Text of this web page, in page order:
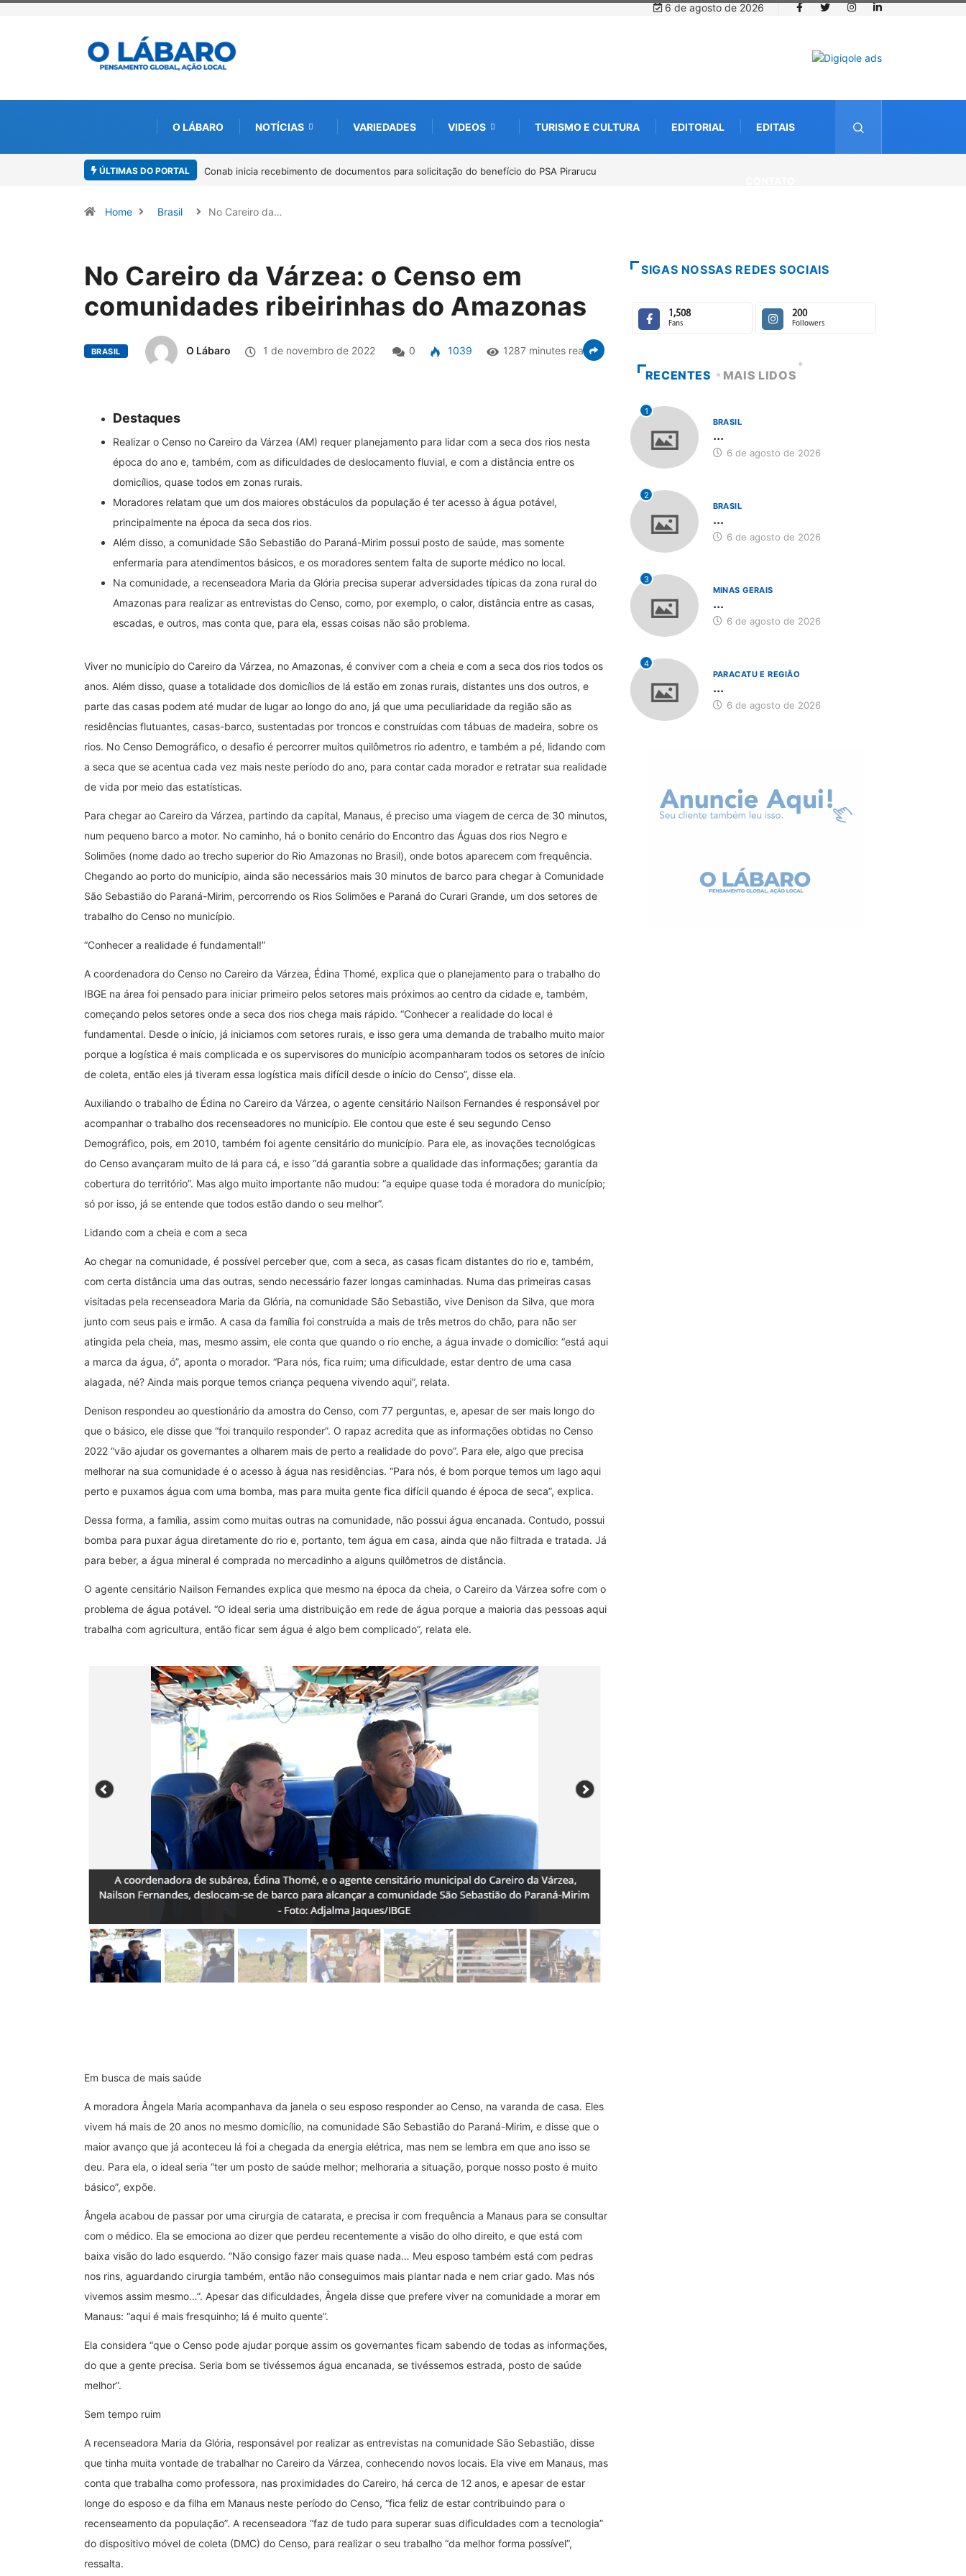
6 de agosto de 2026
O LÁBARO NOTÍCIAS VARIEDADES VIDEOS TURISMO E CULTURA EDITORIAL EDITAIS
ÚLTIMAS DO PORTAL Workshop internacional debate futuro da piscicultura com espécies nativas da Amazônia
Home Brasil No Careiro da…
No Careiro da Várzea: o Censo em
comunidades ribeirinhas do Amazonas
BRASIL O Lábaro 1 de novembro de 2022 0 1039 1287 minutes read
Destaques
Realizar o Censo no Careiro da Várzea (AM) requer planejamento para lidar com a seca dos rios nesta
época do ano e, também, com as dificuldades de deslocamento fluvial, e com a distância entre os
domicílios, quase todos em zonas rurais.
Moradores relatam que um dos maiores obstáculos da população é ter acesso à água potável,
principalmente na época da seca dos rios.
Além disso, a comunidade São Sebastião do Paraná-Mirim possui posto de saúde, mas somente
enfermaria para atendimentos básicos, e os moradores sentem falta de suporte médico no local.
Na comunidade, a recenseadora Maria da Glória precisa superar adversidades típicas da zona rural do
Amazonas para realizar as entrevistas do Censo, como, por exemplo, o calor, distância entre as casas,
escadas, e outros, mas conta que, para ela, essas coisas não são problema.
Viver no município do Careiro da Várzea, no Amazonas, é conviver com a cheia e com a seca dos rios todos os
anos. Além disso, quase a totalidade dos domicílios de lá estão em zonas rurais, distantes uns dos outros, e
parte das casas podem até mudar de lugar ao longo do ano, já que uma peculiaridade da região são as
residências flutuantes, casas-barco, sustentadas por troncos e construídas com tábuas de madeira, sobre os
rios. No Censo Demográfico, o desafio é percorrer muitos quilômetros rio adentro, e também a pé, lidando com
a seca que se acentua cada vez mais neste período do ano, para contar cada morador e retratar sua realidade
de vida por meio das estatísticas.
Para chegar ao Careiro da Várzea, partindo da capital, Manaus, é preciso uma viagem de cerca de 30 minutos,
num pequeno barco a motor. No caminho, há o bonito cenário do Encontro das Águas dos rios Negro e
Solimões (nome dado ao trecho superior do Rio Amazonas no Brasil), onde botos aparecem com frequência.
Chegando ao porto do município, ainda são necessários mais 30 minutos de barco para chegar à Comunidade
São Sebastião do Paraná-Mirim, percorrendo os Rios Solimões e Paraná do Curari Grande, um dos setores de
trabalho do Censo no município.
“Conhecer a realidade é fundamental!”
A coordenadora do Censo no Careiro da Várzea, Édina Thomé, explica que o planejamento para o trabalho do
IBGE na área foi pensado para iniciar primeiro pelos setores mais próximos ao centro da cidade e, também,
começando pelos setores onde a seca dos rios chega mais rápido. “Conhecer a realidade do local é
fundamental. Desde o início, já iniciamos com setores rurais, e isso gera uma demanda de trabalho muito maior
porque a logística é mais complicada e os supervisores do município acompanharam todos os setores de início
de coleta, então eles já tiveram essa logística mais difícil desde o início do Censo”, disse ela.
Auxiliando o trabalho de Édina no Careiro da Várzea, o agente censitário Nailson Fernandes é responsável por
acompanhar o trabalho dos recenseadores no município. Ele contou que este é seu segundo Censo
Demográfico, pois, em 2010, também foi agente censitário do município. Para ele, as inovações tecnológicas
do Censo avançaram muito de lá para cá, e isso “dá garantia sobre a qualidade das informações; garantia da
cobertura do território”. Mas algo muito importante não mudou: “a equipe quase toda é moradora do município;
só por isso, já se entende que todos estão dando o seu melhor”.
Lidando com a cheia e com a seca
Ao chegar na comunidade, é possível perceber que, com a seca, as casas ficam distantes do rio e, também,
com certa distância uma das outras, sendo necessário fazer longas caminhadas. Numa das primeiras casas
visitadas pela recenseadora Maria da Glória, na comunidade São Sebastião, vive Denison da Silva, que mora
junto com seus pais e irmão. A casa da família foi construída a mais de três metros do chão, para não ser
atingida pela cheia, mas, mesmo assim, ele conta que quando o rio enche, a água invade o domicílio: “está aqui
a marca da água, ó”, aponta o morador. “Para nós, fica ruim; uma dificuldade, estar dentro de uma casa
alagada, né? Ainda mais porque temos criança pequena vivendo aqui”, relata.
Denison respondeu ao questionário da amostra do Censo, com 77 perguntas, e, apesar de ser mais longo do
que o básico, ele disse que “foi tranquilo responder”. O rapaz acredita que as informações obtidas no Censo
2022 “vão ajudar os governantes a olharem mais de perto a realidade do povo”. Para ele, algo que precisa
melhorar na sua comunidade é o acesso à água nas residências. “Para nós, é bom porque temos um lago aqui
perto e puxamos água com uma bomba, mas para muita gente fica difícil quando é época de seca”, explica.
Dessa forma, a família, assim como muitas outras na comunidade, não possui água encanada. Contudo, possui
bomba para puxar água diretamente do rio e, portanto, tem água em casa, ainda que não filtrada e tratada. Já
para beber, a água mineral é comprada no mercadinho a alguns quilômetros de distância.
O agente censitário Nailson Fernandes explica que mesmo na época da cheia, o Careiro da Várzea sofre com o
problema de água potável. “O ideal seria uma distribuição em rede de água porque a maioria das pessoas aqui
trabalha com agricultura, então ficar sem água é algo bem complicado”, relata ele.
Em busca de mais saúde
A moradora Ângela Maria acompanhava da janela o seu esposo responder ao Censo, na varanda de casa. Eles
vivem há mais de 20 anos no mesmo domicílio, na comunidade São Sebastião do Paraná-Mirim, e disse que o
maior avanço que já aconteceu lá foi a chegada da energia elétrica, mas nem se lembra em que ano isso se
deu. Para ela, o ideal seria “ter um posto de saúde melhor; melhoraria a situação, porque nosso posto é muito
básico”, expõe.
Ângela acabou de passar por uma cirurgia de catarata, e precisa ir com frequência a Manaus para se consultar
com o médico. Ela se emociona ao dizer que perdeu recentemente a visão do olho direito, e que está com
baixa visão do lado esquerdo. “Não consigo fazer mais quase nada… Meu esposo também está com pedras
nos rins, aguardando cirurgia também, então não conseguimos mais plantar nada e nem criar gado. Mas nós
vivemos assim mesmo…”. Apesar das dificuldades, Ângela disse que prefere viver na comunidade a morar em
Manaus: “aqui é mais fresquinho; lá é muito quente”.
Ela considera “que o Censo pode ajudar porque assim os governantes ficam sabendo de todas as informações,
do que a gente precisa. Seria bom se tivéssemos água encanada, se tivéssemos estrada, posto de saúde
melhor”.
Sem tempo ruim
A recenseadora Maria da Glória, responsável por realizar as entrevistas na comunidade São Sebastião, disse
que tinha muita vontade de trabalhar no Careiro da Várzea, conhecendo novos locais. Ela vive em Manaus, mas
conta que trabalha como professora, nas proximidades do Careiro, há cerca de 12 anos, e apesar de estar
longe do esposo e da filha em Manaus neste período do Censo, “fica feliz de estar contribuindo para o
recenseamento da população”. A recenseadora “faz de tudo para superar suas dificuldades com a tecnologia”
do dispositivo móvel de coleta (DMC) do Censo, para realizar o seu trabalho “da melhor forma possível”,
ressalta.
SIGAS NOSSAS REDES SOCIAIS
1,508
Fans
200
Followers
RECENTES MAIS LIDOS
1
BRASIL
...
6 de agosto de 2026
2
BRASIL
...
6 de agosto de 2026
3
MINAS GERAIS
...
6 de agosto de 2026
4
PARACATU E REGIÃO
...
6 de agosto de 2026